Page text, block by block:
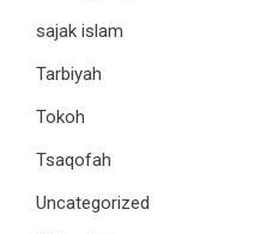
sajak islam
Tarbiyah
Tokoh
Tsaqofah
Uncategorized